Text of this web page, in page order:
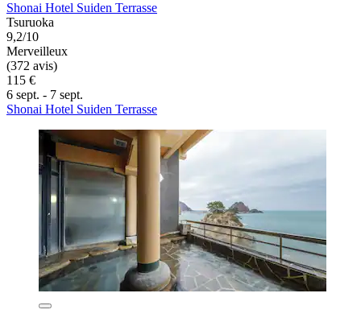
Shonai Hotel Suiden Terrasse
Tsuruoka
9,2/10
Merveilleux
(372 avis)
115 €
6 sept. - 7 sept.
Shonai Hotel Suiden Terrasse